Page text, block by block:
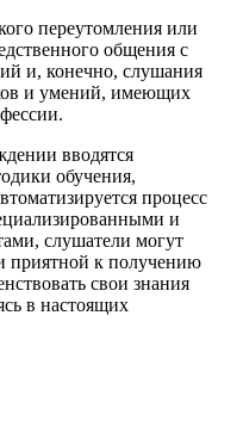
переутомления или
общения с
и, конечно, слушания
и умений, имеющих
вводятся
обучения,
процесс
и
слушатели могут
приятной к получению
свои знания
в настоящих